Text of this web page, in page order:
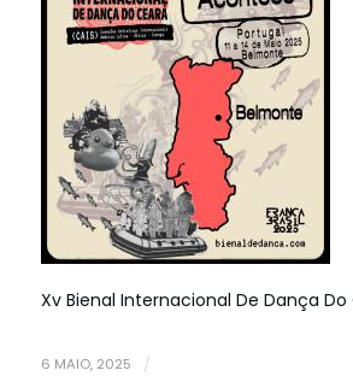
Xv Bienal Internacional De Dança Do
6 MAIO, 2025 /